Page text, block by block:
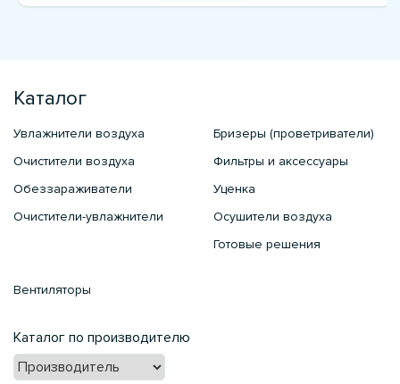
Каталог
Увлажнители воздуха
Очистители воздуха
Обеззараживатели
Очистители-увлажнители
Бризеры (проветриватели)
Фильтры и аксессуары
Уценка
Осушители воздуха
Готовые решения
Вентиляторы
Каталог по производителю